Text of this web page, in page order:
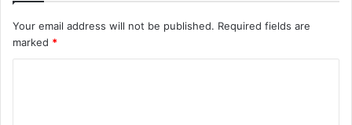
Your email address will not be published. Required fields are
marked *